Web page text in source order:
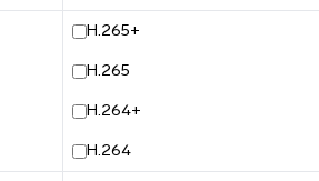
H.265+
H.265
H.264+
H.264